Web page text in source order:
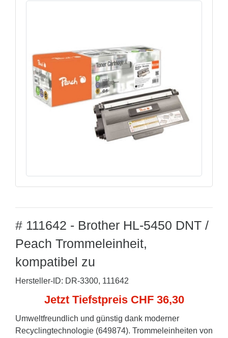
# 111642 - Brother HL-5450 DNT /
Peach Trommeleinheit,
kompatibel zu
Hersteller-ID: DR-3300, 111642
Jetzt Tiefstpreis CHF 36,30
Umweltfreundlich und günstig dank moderner
Recyclingtechnologie (649874). Trommeleinheiten von